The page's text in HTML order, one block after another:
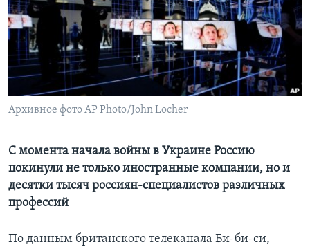
Learning English
СОЦИАЛЬНЫЕ СЕТИ
Архивное фото AP Photo/John Locher
С момента начала войны в Украине Россию
покинули не только иностранные компании, но и
десятки тысяч россиян-специалистов различных
профессий
По данным британского телеканала Би-би-си,